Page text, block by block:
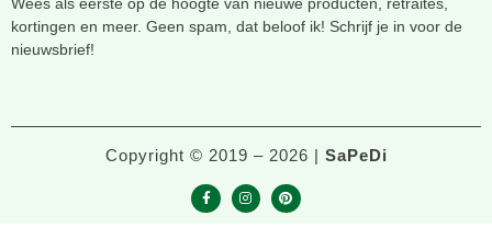
kortingen en meer. Geen spam, dat beloof ik! Schrijf je in voor de
nieuwsbrief!
Copyright © 2019 – 2026 | SaPeDi
F
I
P